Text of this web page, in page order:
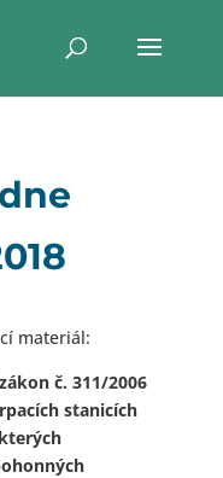
materiál:
č. 311/2006
stanicích